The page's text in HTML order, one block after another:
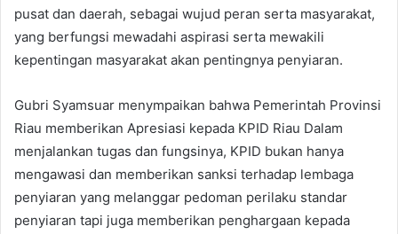
pusat dan daerah, sebagai wujud peran serta masyarakat,
yang berfungsi mewadahi aspirasi serta mewakili
kepentingan masyarakat akan pentingnya penyiaran.
Gubri Syamsuar menympaikan bahwa Pemerintah Provinsi
Riau memberikan Apresiasi kepada KPID Riau Dalam
menjalankan tugas dan fungsinya, KPID bukan hanya
mengawasi dan memberikan sanksi terhadap lembaga
penyiaran yang melanggar pedoman perilaku standar
penyiaran tapi juga memberikan penghargaan kepada